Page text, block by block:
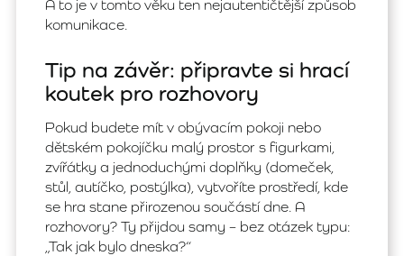
A to je v tomto věku ten nejautentičtější způsob
komunikace.
Tip na závěr: připravte si hrací
koutek pro rozhovory
Pokud budete mít v obývacím pokoji nebo
dětském pokojíčku malý prostor s figurkami,
zvířátky a jednoduchými doplňky (domeček,
stůl, autíčko, postýlka), vytvoříte prostředí, kde
se hra stane přirozenou součástí dne. A
rozhovory? Ty přijdou samy – bez otázek typu:
„Tak jak bylo dneska?“